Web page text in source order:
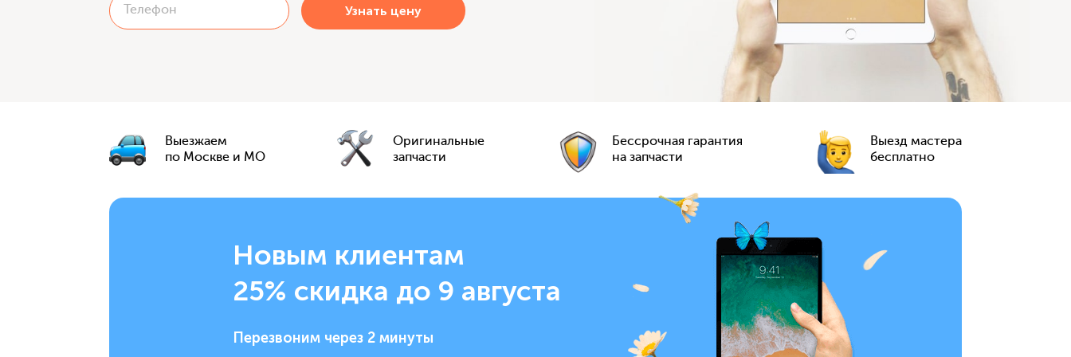
Выезжаем
по Москве и МО
Оригинальные
запчасти
Бессрочная гарантия
на запчасти
Выезд мастера
бесплатно
Новым клиентам
25% скидка до 9 августа
Перезвоним через 2 минуты